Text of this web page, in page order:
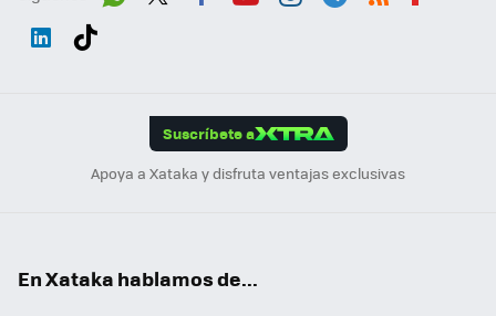
Suscríbete a
Apoya a Xataka y disfruta ventajas exclusivas
En Xataka hablamos de...